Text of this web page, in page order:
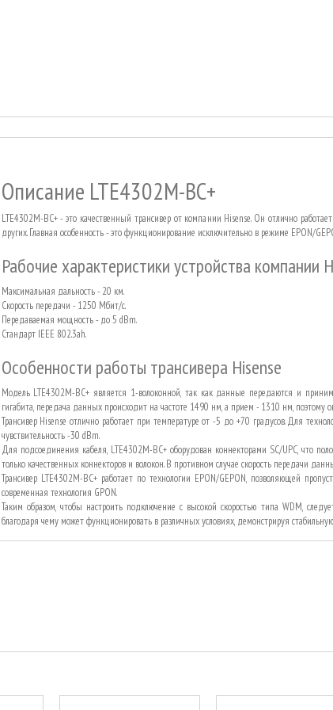
Описание LTE4302M-BC+
LTE4302M-BC+ - это качественный трансивер от компании Hisense. Он отлично
других. Главная особенность - это функционирование исключительно в режиме EPON/
Рабочие характеристики устройства компании
Максимальная дальность - 20 км.
Скорость передачи - 1250 Мбит/с.
Передаваемая мощность - до 5 dBm.
Стандарт IEEE 802.3ah.
Особенности работы трансивера Hisense
Модель LTE4302M-BC+ является 1-волоконной, так как данные передаются и
гигабита, передача данных происходит на частоте 1490 нм, а прием - 1310 нм, поэтому
Трансивер Hisense отлично работает при температуре от -5 до +70 градусов. Для
чувствительность -30 dBm.
Для подсоединения кабеля, LTE4302M-BC+ оборудован коннекторами SC/UPC, что
только качественных коннекторов и волокон. В противном случае скорость передачи
Трансивер LTE4302M-BC+ работает по технологии EPON/GEPON, позволяющей
современная технология GPON.
Таким образом, чтобы настроить подключение с высокой скоростью типа WDM,
благодаря чему может функционировать в различных условиях, демонстрируя